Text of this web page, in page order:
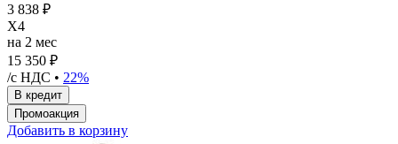
3 838 ₽
X4
на 2 мес
15 350 ₽
/с НДС • 22%
Добавить в корзину